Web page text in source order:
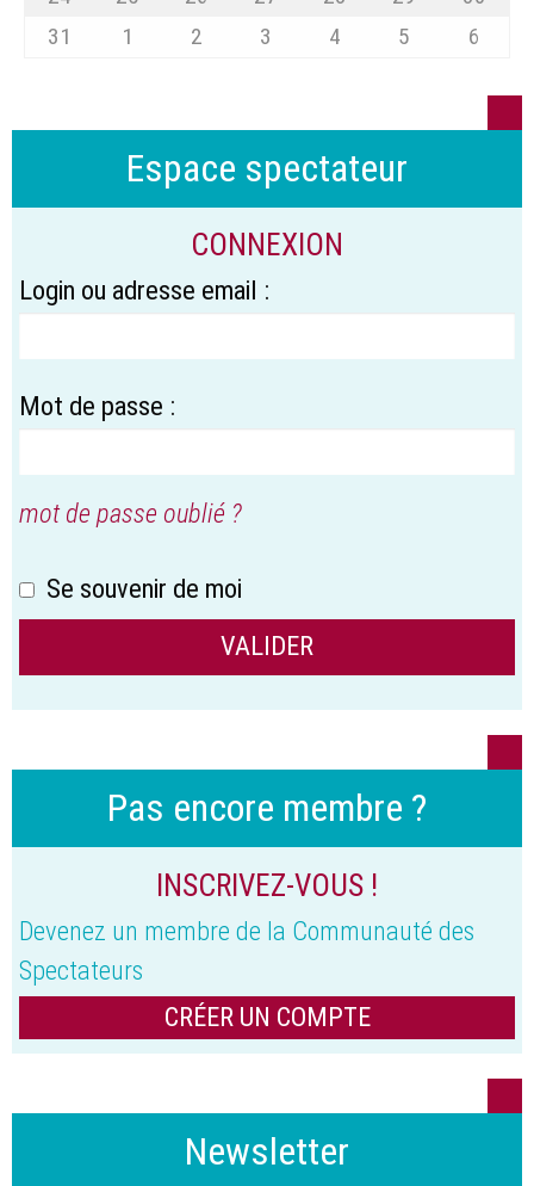
31
1 2 3 4 5 6
Espace spectateur
CONNEXION
Login ou adresse email :
Mot de passe :
mot de passe oublié ?
Se souvenir de moi
Pas encore membre ?
INSCRIVEZ-VOUS !
Devenez un membre de la Communauté des
Spectateurs
CRÉER UN COMPTE
Newsletter